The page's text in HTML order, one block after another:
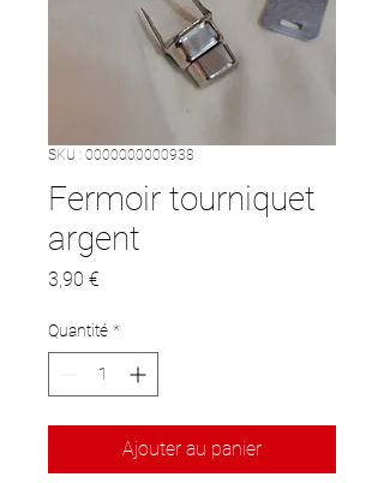
SKU : 0000000000938
Fermoir tourniquet
argent
3,90 €
Quantité *
Ajouter au panier